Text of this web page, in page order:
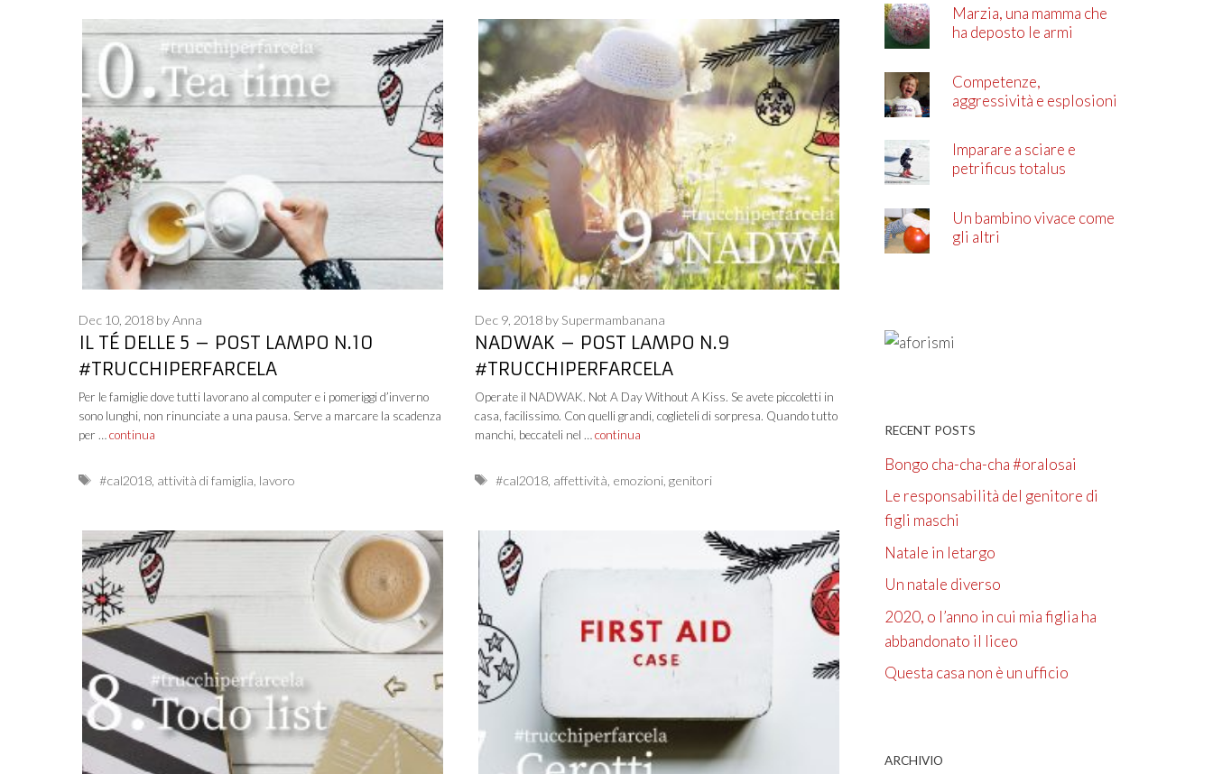
IL TÉ DELLE 5 – POST LAMPO N.10
#TRUCCHIPERFARCELA
Dec 10, 2018 byAnna
Per le famiglie dove tutti lavorano al computer e i pomeriggi d’inverno
sono lunghi, non rinunciate a una pausa. Serve a marcare la scadenza
per … continua
Tags
#cal2018 attività di famiglia lavoro
NADWAK – POST LAMPO N.9
#TRUCCHIPERFARCELA
Dec 9, 2018 by Supermambanana
Operate il NADWAK. Not A Day Without A Kiss. Se avete piccoletti in
casa, facilissimo. Con quelli grandi, coglieteli di sorpresa. Quando tutto
manchi, beccateli nel … continua
Tags
#cal2018, affettività emozioni, genitori
Marzia, una mamma che
ha deposto le armi
Competenze,
aggressività e esplosioni
Imparare a sciare e
petrificus totalus
Un bambino vivace come
gli altri
RECENT POSTS
Bongo cha-cha-cha #oralosai
Le responsabilità del genitore di
figli maschi
Natale in letargo
Un natale diverso
2020, o l’anno in cui mia figlia ha
abbandonato il liceo
Questa casa non è un ufficio
ARCHIVIO